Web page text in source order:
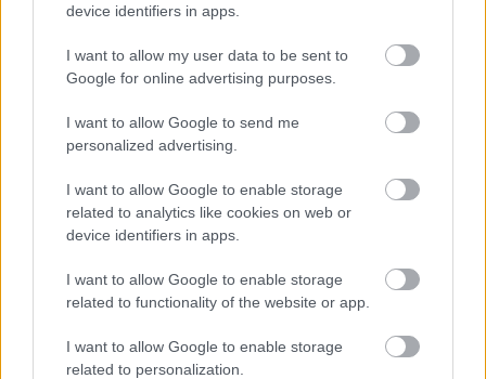
device identifiers in apps.
I want to allow my user data to be sent to
Google for online advertising purposes.
I want to allow Google to send me
personalized advertising.
I want to allow Google to enable storage
related to analytics like cookies on web or
device identifiers in apps.
I want to allow Google to enable storage
related to functionality of the website or app.
I want to allow Google to enable storage
related to personalization.
Battonya állomás a halált várja -
NKPK 46.
2009. szeptember 13.
A Battonyára vezető szárnyvonal is szerepel a
egykor fontos ez a „főmellékvonal”, Trianon miatt a
patinás (1882-ben megnyílt) vonal már nem vezet
Aradra, csak a kisvárosba, annak is a szélére, így